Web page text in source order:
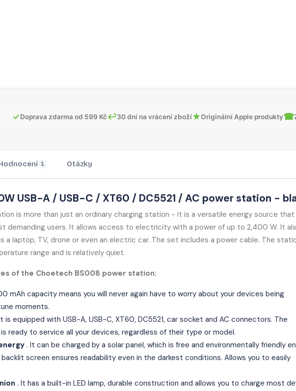
✓Doprava zdarma od 599 Kč↩30 dní na vrácení zboží★Originální Apple produkty☎
1 Otázky
USB-A / USB-C / XT60 / DC5521 / AC power station -
is more than just an ordinary charging station - it is a versatile energy source that
demanding users. It allows access to electricity with a power of up to 2,400 W. It
a laptop, TV, drone or even an electric car. The set includes a power cable. The
range and is relatively quiet.
of the Choetech BS008 power station:
mAh capacity means you will never again have to worry about your devices being
moments.
is equipped with USB-A, USB-C, XT60, DC5521, car socket and AC connectors. The
is ready to service all your devices, regardless of their type or model.
. It can be charged by a solar panel, which is free and environmentally friendly
backlit screen ensures readability even in the darkest conditions. Allows you to easily
. It has a built-in LED lamp, durable construction and allows you to charge most